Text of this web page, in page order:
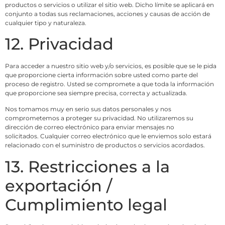
productos o servicios o utilizar el sitio web. Dicho límite se aplicará en
conjunto a todas sus reclamaciones, acciones y causas de acción de
cualquier tipo y naturaleza.
12. Privacidad
Para acceder a nuestro sitio web y/o servicios, es posible que se le pida
que proporcione cierta información sobre usted como parte del
proceso de registro. Usted se compromete a que toda la información
que proporcione sea siempre precisa, correcta y actualizada.
Nos tomamos muy en serio sus datos personales y nos
comprometemos a proteger su privacidad. No utilizaremos su
dirección de correo electrónico para enviar mensajes no
solicitados. Cualquier correo electrónico que le enviemos solo estará
relacionado con el suministro de productos o servicios acordados.
13. Restricciones a la
exportación /
Cumplimiento legal